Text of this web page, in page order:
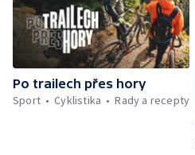
Po trailech přes hory
Sport
Cyklistika
Rady a recepty